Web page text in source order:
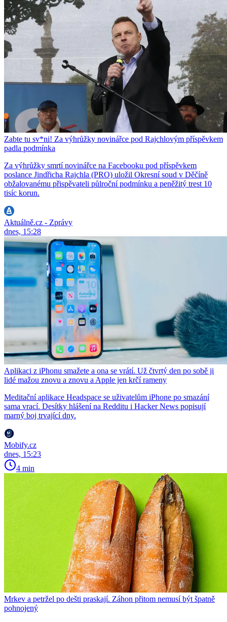
Zabte tu sv*ni! Za výhrůžky novinářce pod Rajchlovým příspěvkem
padla podmínka
Za výhrůžky smrtí novinářce na Facebooku pod příspěvkem
poslance Jindřicha Rajchla (PRO) uložil Okresní soud v Děčíně
obžalovanému přispěvateli půlroční podmínku a peněžitý trest 10
tisíc korun.
Aktuálně.cz - Zprávy
dnes, 15:28
Aplikaci z iPhonu smažete a ona se vrátí. Už čtvrtý den po sobě ji
lidé mažou znovu a znovu a Apple jen krčí rameny
Meditační aplikace Headspace se uživatelům iPhone po smazání
sama vrací. Desítky hlášení na Redditu i Hacker News popisují
marný boj trvající dny.
Mobify.cz
dnes, 15:23
4 min
Mrkev a petržel po dešti praskají. Záhon přitom nemusí být špatně
pohnojený